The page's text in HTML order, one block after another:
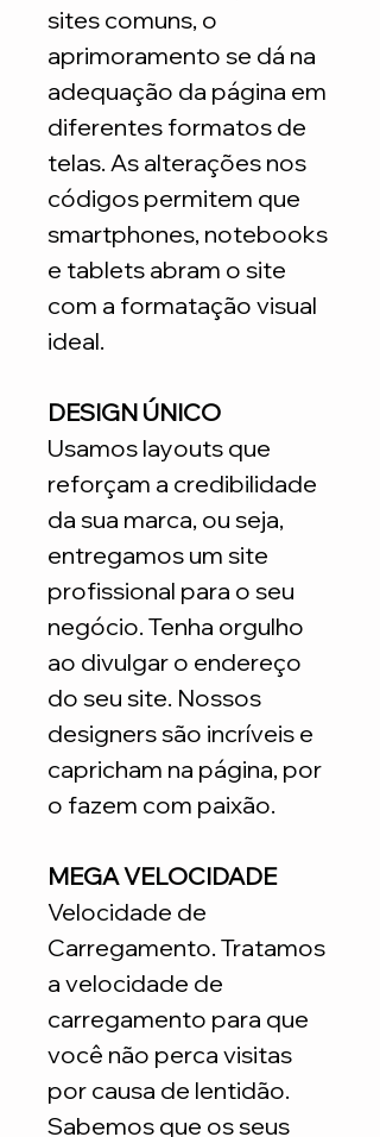
sites comuns, o
aprimoramento se dá na
adequação da página em
diferentes formatos de
telas. As alterações nos
códigos permitem que
smartphones, notebooks
e tablets abram o site
com a formatação visual
ideal.
DESIGN ÚNICO
Usamos layouts que
reforçam a credibilidade
da sua marca, ou seja,
entregamos um site
profissional para o seu
negócio. Tenha orgulho
ao divulgar o endereço
do seu site. Nossos
designers são incríveis e
capricham na página, por
o fazem com paixão.
MEGA VELOCIDADE
Velocidade de
Carregamento. Tratamos
a velocidade de
carregamento para que
você não perca visitas
por causa de lentidão.
Sabemos que os seus